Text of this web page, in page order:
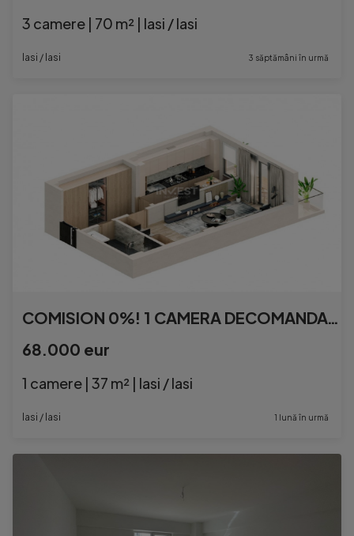
3 camere | 70 m² | Iasi / Iasi
Iasi / Iasi 3 săptămâni în urmă
COMISION 0%! 1 CAMERA DECOMANDAT BLOC NOU MALL MOLDOVA
68.000 eur
1 camere | 37 m² | Iasi / Iasi
Iasi / Iasi 1 lună în urmă